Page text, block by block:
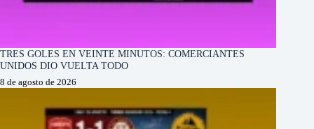
TRES GOLES EN VEINTE MINUTOS: COMERCIANTES
UNIDOS DIO VUELTA TODO
8 de agosto de 2026